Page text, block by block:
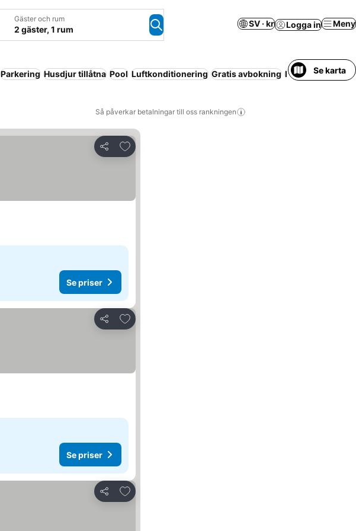
Gäster och rum
2 gäster, 1 rum
SV · kr Logga in Meny
Parkering Husdjur tillåtna Pool Luftkonditionering Gratis avbokning Resort Spa Helt
Se karta
Så påverkar betalningar till oss rankningen
Dela
Lägg till i Mina Favoriter
Se priser
Dela
Lägg till i Mina Favoriter
Se priser
Dela
Lägg till i Mina Favoriter